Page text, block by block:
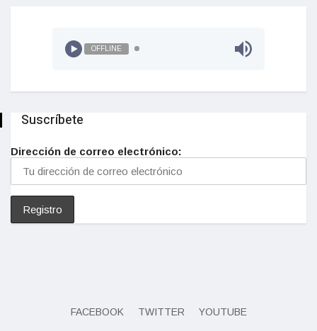
OFFLINE
Suscríbete
Dirección de correo electrónico:
FACEBOOK TWITTER YOUTUBE